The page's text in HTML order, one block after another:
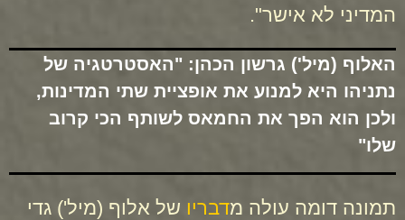
המדיני לא אישר".
האלוף (מיל') גרשון הכהן: "האסטרטגיה של
נתניהו היא למנוע את אופציית שתי המדינות,
ולכן הוא הפך את החמאס לשותף הכי קרוב
שלו"
תמונה דומה עולה מדבריו של אלוף (מיל') גדי